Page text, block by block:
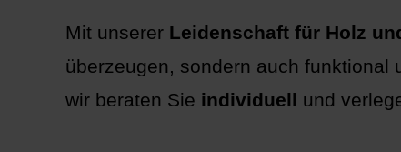
Mit unserer Leidenschaft für Holz
überzeugen, sondern auch funktional
wir beraten Sie individuell und